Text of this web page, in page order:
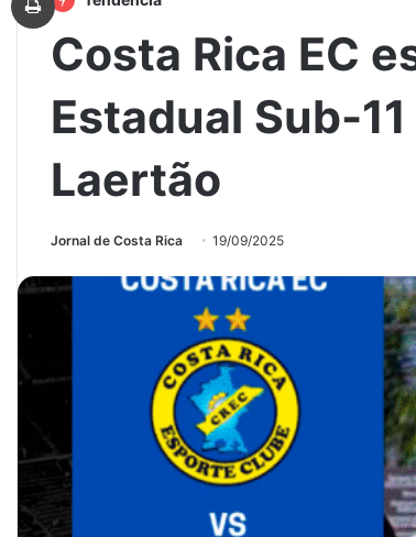
Costa Rica EC
Estadual Sub-
Laertão
Jornal de Costa Rica 19/09/2025